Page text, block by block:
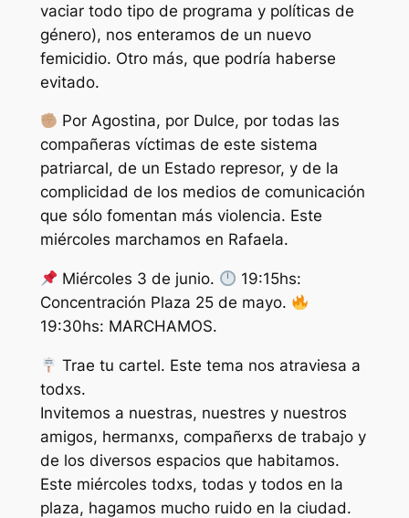
vaciar todo tipo de programa y políticas de
género), nos enteramos de un nuevo
femicidio. Otro más, que podría haberse
evitado.
Por Agostina, por Dulce, por todas las
compañeras víctimas de este sistema
patriarcal, de un Estado represor, y de la
complicidad de los medios de comunicación
que sólo fomentan más violencia. Este
miércoles marchamos en Rafaela.
Miércoles 3 de junio.
19:15hs:
Concentración Plaza 25 de mayo.
19:30hs: MARCHAMOS.
Trae tu cartel. Este tema nos atraviesa a
todxs.
Invitemos a nuestras, nuestres y nuestros
amigos, hermanxs, compañerxs de trabajo y
de los diversos espacios que habitamos.
Este miércoles todxs, todas y todos en la
plaza, hagamos mucho ruido en la ciudad.